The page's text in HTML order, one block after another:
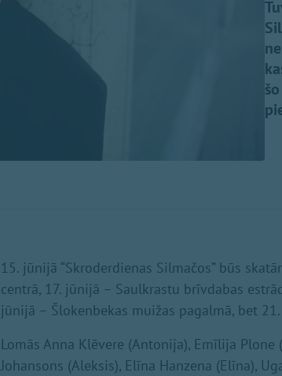
15. jūnijā “Skroderdienas Silmačos” būs
centrā, 17. jūnijā – Saulkrastu brīvdabas
jūnijā – Šlokenbekas muižas pagalmā, bet
Lomās Anna Klēvere (Antonija), Emīlija Plone
Johansons (Aleksis), Elīna Hanzena (Elīna),